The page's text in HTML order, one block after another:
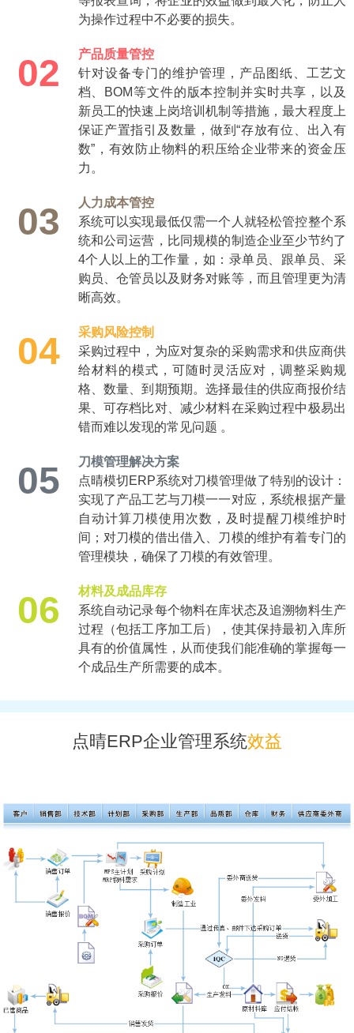
为操作过程中不必要的损失。
02
产品质量管控
针对设备专门的维护管理，产品图纸、工艺文
档、BOM等文件的版本控制并实时共享，以及
新员工的快速上岗培训机制等措施，最大程度上
保证产置指引及数量，做到“存放有位、出入有
数”，有效防止物料的积压给企业带来的资金压
力。
03
人力成本管控
系统可以实现最低仅需一个人就轻松管控整个系
统和公司运营，比同规模的制造企业至少节约了
4个人以上的工作量，如：录单员、跟单员、采
购员、仓管员以及财务对账等，而且管理更为清
晰高效。
04
采购风险控制
采购过程中，为应对复杂的采购需求和供应商供
给材料的模式，可随时灵活应对，调整采购规
格、数量、到期预期。选择最佳的供应商报价结
果、可存档比对、减少材料在采购过程中极易出
错而难以发现的常见问题 。
05
刀模管理解决方案
点晴模切ERP系统对刀模管理做了特别的设计：
实现了产品工艺与刀模一一对应，系统根据产量
自动计算刀模使用次数，及时提醒刀模维护时
间；对刀模的借出借入、刀模的维护有着专门的
管理模块，确保了刀模的有效管理。
06
材料及成品库存
系统自动记录每个物料在库状态及追溯物料生产
过程（包括工序加工后），使其保持最初入库所
具有的价值属性，从而使我们能准确的掌握每一
个成品生产所需要的成本。
点晴ERP企业管理系统效益